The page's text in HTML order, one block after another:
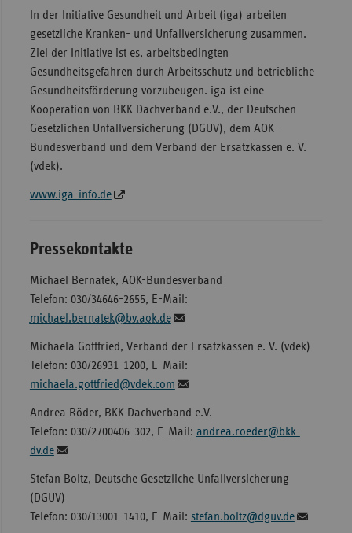
In der Initiative Gesundheit und Arbeit (iga) arbeiten
gesetzliche Kranken- und Unfallversicherung zusammen.
Ziel der Initiative ist es, arbeitsbedingten
Gesundheitsgefahren durch Arbeitsschutz und betriebliche
Gesundheitsförderung vorzubeugen. iga ist eine
Kooperation von BKK Dachverband e.V., der Deutschen
Gesetzlichen Unfallversicherung (DGUV), dem AOK-
Bundesverband und dem Verband der Ersatzkassen e. V.
(vdek).
www.iga-info.de
Pressekontakte
Michael Bernatek, AOK-Bundesverband
Telefon: 030/34646-2655, E-Mail:
michael.bernatek@bv.aok.de
Michaela Gottfried, Verband der Ersatzkassen e. V. (vdek)
Telefon: 030/26931-1200, E-Mail:
michaela.gottfried@vdek.com
Andrea Röder, BKK Dachverband e.V.
Telefon: 030/2700406-302, E-Mail: andrea.roeder@bkk-
dv.de
Stefan Boltz, Deutsche Gesetzliche Unfallversicherung
(DGUV)
Telefon: 030/13001-1410, E-Mail: stefan.boltz@dguv.de